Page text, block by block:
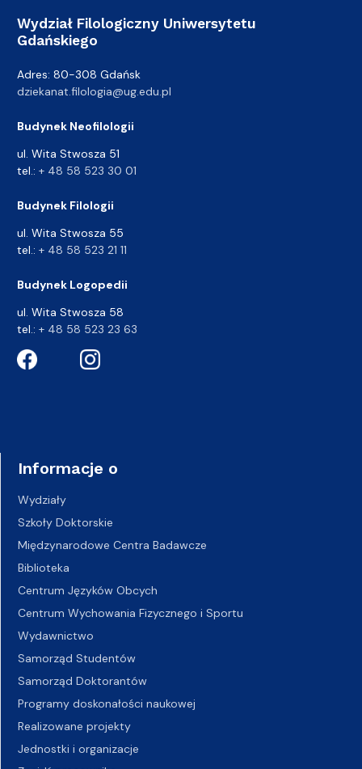
Wydział Filologiczny Uniwersytetu
Gdańskiego
Adres: 80-308 Gdańsk
dziekanat.filologia@ug.edu.pl
Budynek Neofilologii
ul. Wita Stwosza 51
tel.: + 48 58 523 30 01
Budynek Filologii
ul. Wita Stwosza 55
tel.: + 48 58 523 21 11
Budynek Logopedii
ul. Wita Stwosza 58
tel.: + 48 58 523 23 63
Informacje o
Wydziały
Szkoły Doktorskie
Międzynarodowe Centra Badawcze
Biblioteka
Centrum Języków Obcych
Centrum Wychowania Fizycznego i Sportu
Wydawnictwo
Samorząd Studentów
Samorząd Doktorantów
Programy doskonałości naukowej
Realizowane projekty
Jednostki i organizacje